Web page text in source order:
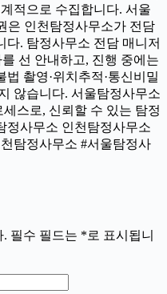
적으로 수집합니다. 서울
은 인천탐정사무소가 전담
. 탐정사무소 전담 매니저
선 안내하고, 진행 중에는
촬영·위치추적·통신비밀
않습니다. 서울탐정사무소
스로, 신뢰할 수 있는 탐정
정사무소 인천탐정사무소
탐정사무소 #서울탐정사
. 필수 필드는 *로 표시됩니